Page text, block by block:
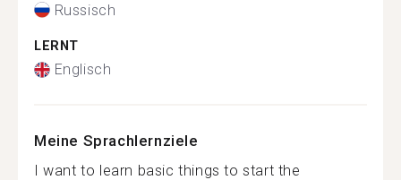
Russisch
LERNT
Englisch
Meine Sprachlernziele
I want to learn basic things to start the